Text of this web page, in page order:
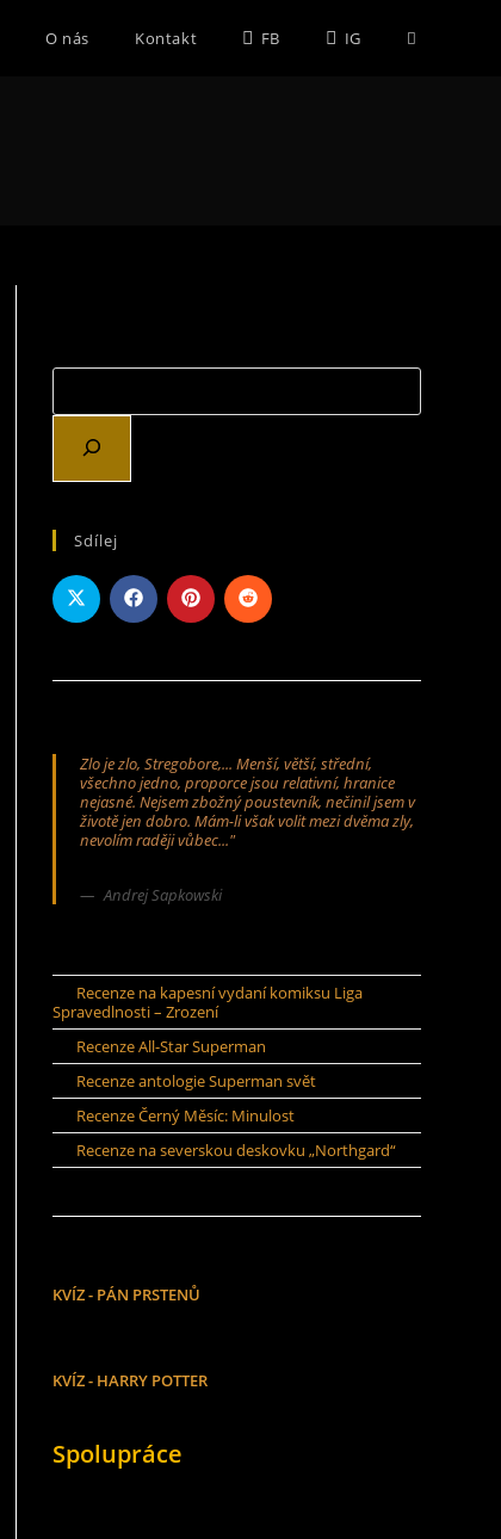
O nás Kontakt FB IG Toggle
Sdílej
Zlo je zlo, Stregobore,... Menší, větší, střední,
všechno jedno, proporce jsou relativní, hranice
nejasné. Nejsem zbožný poustevník, nečinil jsem v
životě jen dobro. Mám-li však volit mezi dvěma zly,
nevolím raději vůbec..."
Andrej Sapkowski
Recenze na kapesní vydaní komiksu Liga
Spravedlnosti – Zrození
Recenze All-Star Superman
Recenze antologie Superman svět
Recenze Černý Měsíc: Minulost
Recenze na severskou deskovku „Northgard“
KVÍZ - PÁN PRSTENŮ
KVÍZ - HARRY POTTER
Spolupráce